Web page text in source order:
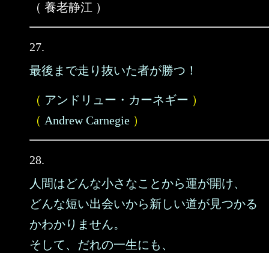
（ 養老静江 ）
27.
最後まで走り抜いた者が勝つ！
（ アンドリュー・カーネギー ）
（ Andrew Carnegie ）
28.
人間はどんな小さなことから運が開け、
どんな短い出会いから新しい道が見つかる
かわかりません。
そして、だれの一生にも、